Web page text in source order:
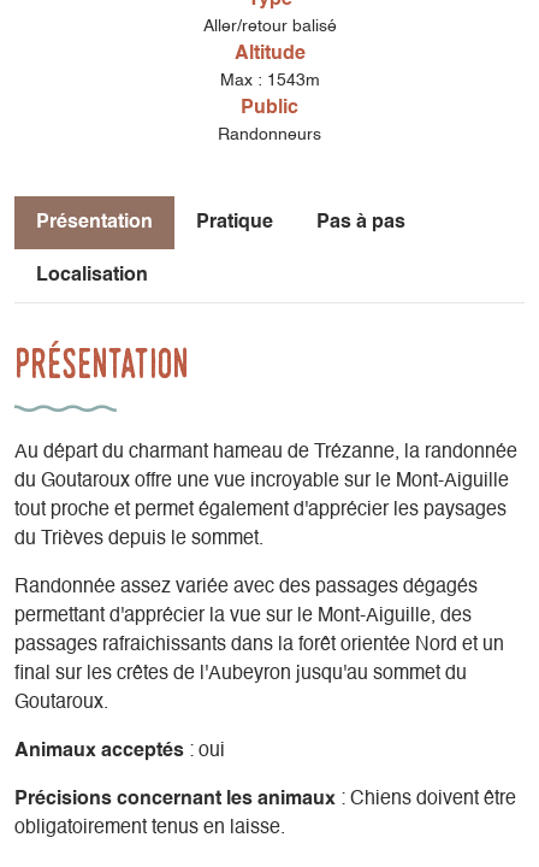
Aller/retour balisé
Altitude
Max : 1543m
Public
Randonneurs
Présentation Pratique Pas à pas
Localisation
Présentation
Au départ du charmant hameau de Trézanne, la randonnée
du Goutaroux offre une vue incroyable sur le Mont-Aiguille
tout proche et permet également d'apprécier les paysages
du Trièves depuis le sommet.
Randonnée assez variée avec des passages dégagés
permettant d'apprécier la vue sur le Mont-Aiguille, des
passages rafraichissants dans la forêt orientée Nord et un
final sur les crêtes de l'Aubeyron jusqu'au sommet du
Goutaroux.
Animaux acceptés : oui
Précisions concernant les animaux : Chiens doivent être
obligatoirement tenus en laisse.